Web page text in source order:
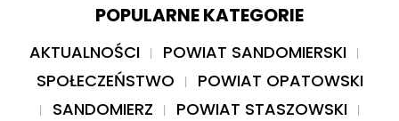
POPULARNE KATEGORIE
AKTUALNOŚCI
POWIAT SANDOMIERSKI
SPOŁECZEŃSTWO
POWIAT OPATOWSKI
SANDOMIERZ
POWIAT STASZOWSKI